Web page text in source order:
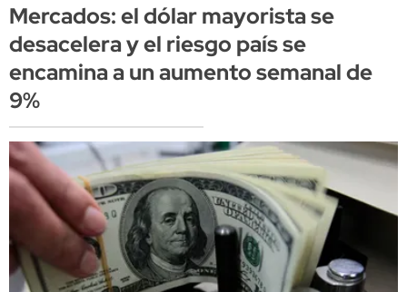
Mercados: el dólar mayorista se
desacelera y el riesgo país se
encamina a un aumento semanal de
9%